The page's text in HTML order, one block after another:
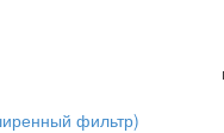
фильтр)